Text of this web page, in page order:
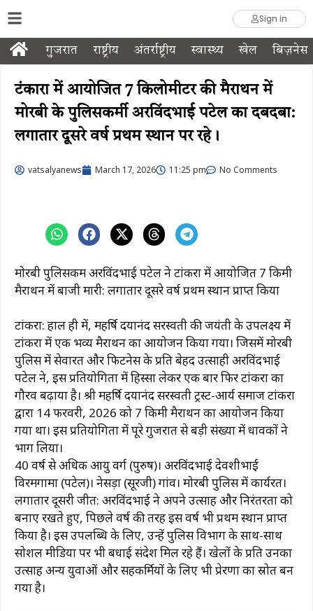
Sign in
गुजरात राष्ट्रीय अंतर्राष्ट्रीय स्वास्थ्य खेल बिज़नेस
टंकारा में आयोजित 7 किलोमीटर की मैराथन में
मोरबी के पुलिसकर्मी अरविंदभाई पटेल का दबदबा:
लगातार दूसरे वर्ष प्रथम स्थान पर रहे।
vatsalyanews March 17, 2026 11:25 pm No Comments
मोरबी पुलिसकर्मी अरविंदभाई पटेल ने टांकरा में आयोजित 7 किमी
मैराथन में बाजी मारी: लगातार दूसरे वर्ष प्रथम स्थान प्राप्त किया
टांकरा: हाल ही में, महर्षि दयानंद सरस्वती की जयंती के उपलक्ष्य में
टांकरा में एक भव्य मैराथन का आयोजन किया गया। जिसमें मोरबी
पुलिस में सेवारत और फिटनेस के प्रति बेहद उत्साही अरविंदभाई
पटेल ने, इस प्रतियोगिता में हिस्सा लेकर एक बार फिर टांकरा का
गौरव बढ़ाया है। श्री महर्षि दयानंद सरस्वती ट्रस्ट-आर्य समाज टांकरा
द्वारा 14 फरवरी, 2026 को 7 किमी मैराथन का आयोजन किया
गया था। इस प्रतियोगिता में पूरे गुजरात से बड़ी संख्या में धावकों ने
भाग लिया।
40 वर्ष से अधिक आयु वर्ग (पुरुष)। अरविंदभाई देवशीभाई
विरमगामा (पटेल)। नेसड़ा (सूरजी) गांव। मोरबी पुलिस में कार्यरत।
लगातार दूसरी जीत: अरविंदभाई ने अपने उत्साह और निरंतरता को
बनाए रखते हुए, पिछले वर्ष की तरह इस वर्ष भी प्रथम स्थान प्राप्त
किया है। इस उपलब्धि के लिए, उन्हें पुलिस विभाग के साथ-साथ
सोशल मीडिया पर भी बधाई संदेश मिल रहे हैं। खेलों के प्रति उनका
उत्साह अन्य युवाओं और सहकर्मियों के लिए भी प्रेरणा का स्रोत बन
गया है।